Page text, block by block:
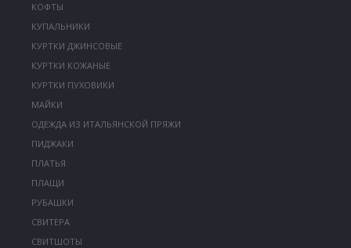
КОФТЫ
КУПАЛЬНИКИ
КУРТКИ ДЖИНСОВЫЕ
КУРТКИ КОЖАНЫЕ
КУРТКИ ПУХОВИКИ
МАЙКИ
ОДЕЖДА ИЗ ИТАЛЬЯНСКОЙ ПРЯЖИ
ПИДЖАКИ
ПЛАТЬЯ
ПЛАЩИ
РУБАШКИ
СВИТЕРА
СВИТШОТЫ